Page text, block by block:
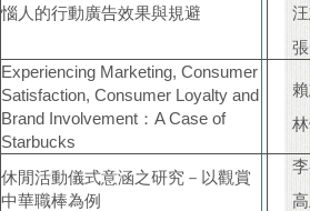
惱人的行動廣告效果與規避
Experiencing Marketing, Consumer
Satisfaction, Consumer Loyalty and
Brand Involvement：A Case of
Starbucks
休閒活動儀式意涵之研究－以觀賞
中華職棒為例